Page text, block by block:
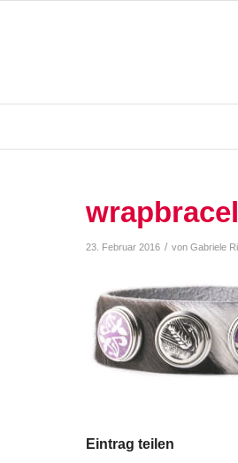
23. Februar 2016 / von Gabriele
Eintrag teilen